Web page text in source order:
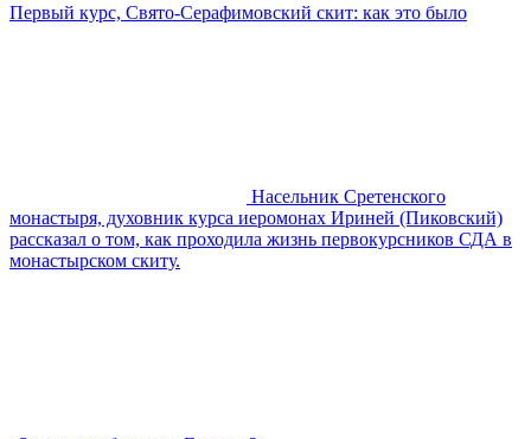
Первый курс, Свято-Серафимовский скит: как это было
Насельник Сретенского
монастыря, духовник курса иеромонах Ириней (Пиковский)
рассказал о том, как проходила жизнь первокурсников СДА в
монастырском скиту.